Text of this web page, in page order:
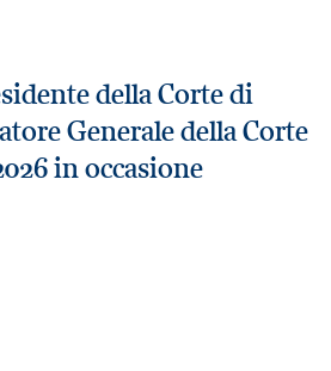
della Corte di
Generale della Corte
in occasione